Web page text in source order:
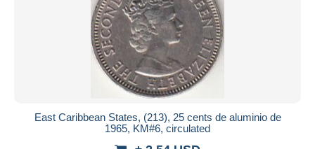
East Caribbean States, (213), 25 cents de aluminio de
1965, KM#6, circulated